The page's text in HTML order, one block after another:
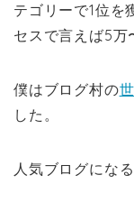
テゴリーで1位を
セスで言えば5万
僕はブログ村の
した。
人気ブログにな